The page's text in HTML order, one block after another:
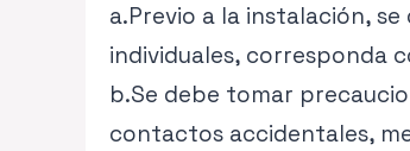
a.Previo a la instalación,
individuales, corresponda
b.Se debe tomar
contactos accidentales,